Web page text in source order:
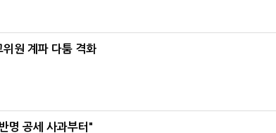
원 계파 다툼 격화
명 공세 사과부터"